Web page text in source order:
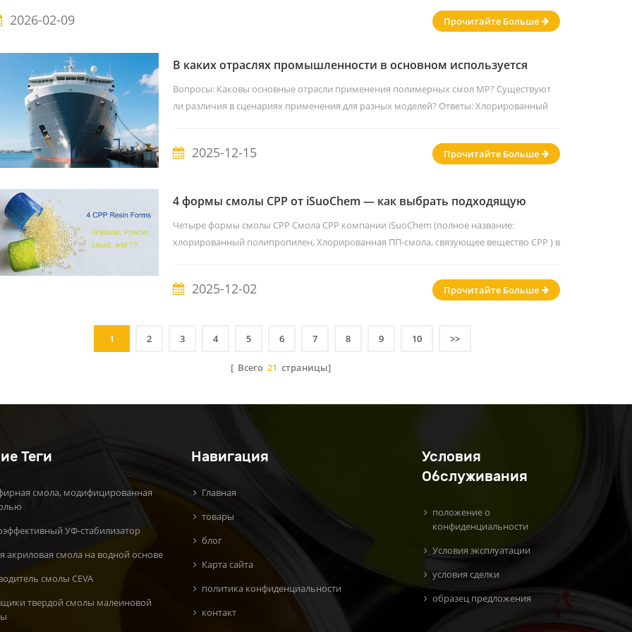
полипропиленовым пленкам и бумаге, что делает их пригодными для грунтовки
2026-02-09 Прочитайте Больше
В каких отраслях промышленности в основном используется
Вопросы: Каковы основные отрасли применения полимерных смол MP? Существуют
ли различия в сценариях применения для разных моделей? Ответы: Хлорированный
винилизобутилового эфира. В Google Translate это часто переводится как
2025-12-15 Прочитайте Больше
4 формы смолы CPP от iSuoChem — как выбрать подходящую
именно вам смолу CPP?
Четыре формы смолы CPP Смола CPP компании iSuoChem (полное название:
хлорированный полипропилен, Хлорированная ПП-смола, связующее вещество CPP ) в
не рекомендуются к экспорту). Кроме того, некоторым клиентам требуется смола CPP
2025-12-02 Прочитайте Больше
1 2 3 4 5 6 7 8 9 10 >>
[ Всего 21 страницы]
Теги
смола, модифицированная
УФ-стабилизатор
акриловая смола на водной основе
смолы CEVA
твердой смолы малеиновой
Навигация
Главная
товары
блог
Карта сайта
политика конфиденциальности
контакт
Условия
Обслуживания
положение о
конфиденциальности
Условия эксплуатации
условия сделки
образец предложения